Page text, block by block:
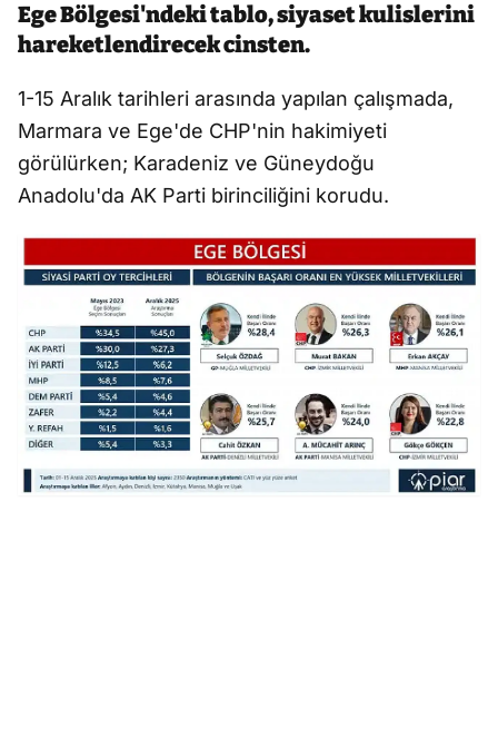
Ege Bölgesi'ndeki tablo, siyaset kulislerini
hareketlendirecek cinsten.
1-15 Aralık tarihleri arasında yapılan çalışmada,
Marmara ve Ege'de CHP'nin hakimiyeti
görülürken; Karadeniz ve Güneydoğu
Anadolu'da AK Parti birinciliğini korudu.